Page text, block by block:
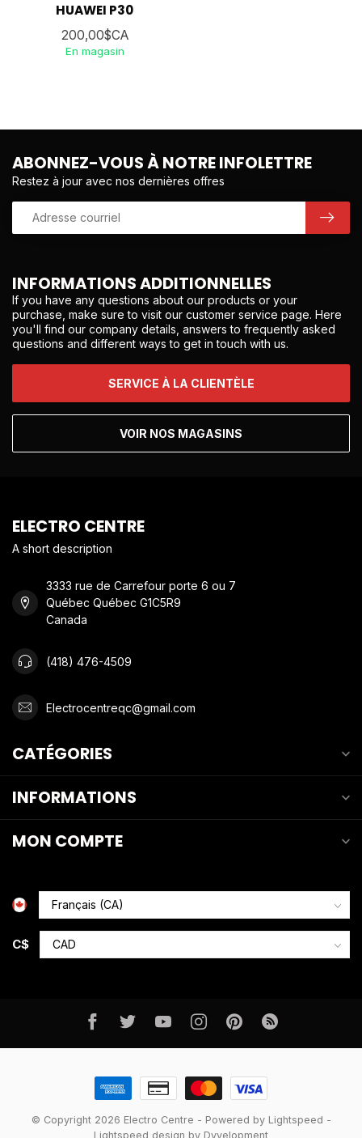
HUAWEI P30
200,00$CA
En magasin
INFORMATIONS ADDITIONNELLES
If you have any questions about our products or your
purchase, make sure to visit our customer service page. Here
you'll find our company details, answers to frequently asked
questions and different ways to get in touch with us.
SERVICE À LA CLIENTÈLE
VOIR NOS MAGASINS
ABONNEZ-VOUS À NOTRE INFOLETTRE
Restez à jour avec nos dernières offres
ELECTRO CENTRE
A short description
3333 rue de Carrefour porte 6 ou 7
Québec Québec G1C5R9
Canada
(418) 476-4509
Electrocentreqc@gmail.com
CATÉGORIES
INFORMATIONS
MON COMPTE
C$
© Copyright 2026 Electro Centre - Powered by Lightspeed -
Lightspeed design by Dyvelopment